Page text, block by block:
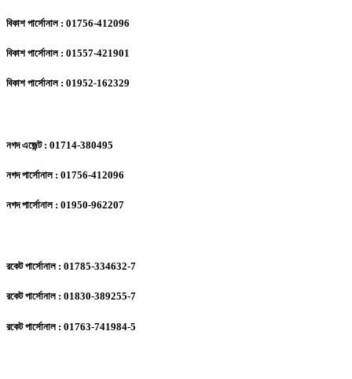
বিকাশ পার্সোনাল : 01756-412096
বিকাশ পার্সোনাল : 01557-421901
বিকাশ পার্সোনাল : 01952-162329
নগদ এজেন্ট : 01714-380495
নগদ পার্সোনাল : 01756-412096
নগদ পার্সোনাল : 01950-962207
রকেট পার্সোনাল : 01785-334632-7
রকেট পার্সোনাল : 01830-389255-7
রকেট পার্সোনাল : 01763-741984-5